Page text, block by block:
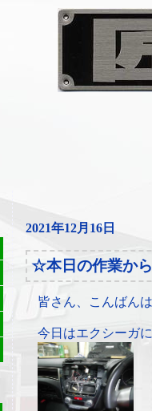
2021年12月16日
☆本日の作業か
皆さん、こんばん
今日はエクシーガ